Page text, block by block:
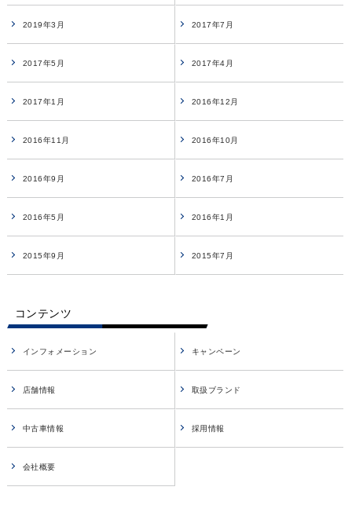
2019年3月 2017年7月
2017年5月 2017年4月
2017年1月 2016年12月
2016年11月 2016年10月
2016年9月 2016年7月
2016年5月 2016年1月
2015年9月 2015年7月
コンテンツ
インフォメーション キャンペーン
店舗情報 取扱ブランド
中古車情報 採用情報
会社概要